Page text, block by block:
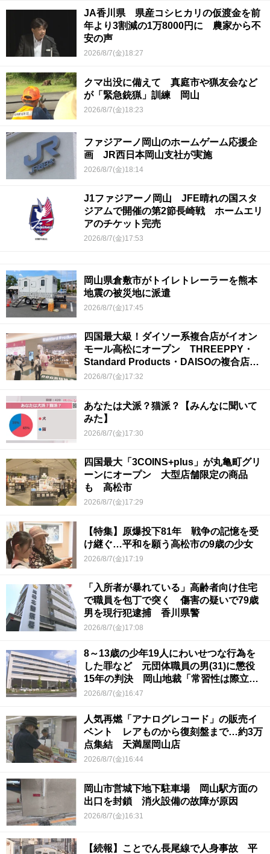
JA香川県 県産コシヒカリの仮渡金を前
年より3割減の1万8000円に 農家から不
安の声
2026/8/7(金)18:27
クマ出没に備えて 真庭市や猟友会など
が「緊急銃猟」訓練 岡山
2026/8/7(金)18:23
ファジアーノ岡山のホームゲーム応援企
画 JR西日本岡山支社が実施
2026/8/7(金)18:14
J1ファジアーノ岡山 JFE晴れの国スタ
ジアムで開催の第2節長崎戦 ホームエリ
アのチケット完売
2026/8/7(金)17:53
岡山県倉敷市がトイレトレーラーを熊本
地震の被災地に派遣
2026/8/7(金)17:45
四国最大級！ダイソー系複合店がイオン
モール高松にオープン THREEPPY・
Standard Products・DAISOの複合店は
香川県初
2026/8/7(金)17:32
あなたは犬派？猫派？【みんなに聞いて
みた】
2026/8/7(金)17:30
四国最大「3COINS+plus」が丸亀町グリ
ーンにオープン 大型店舗限定の商品
も 高松市
2026/8/7(金)17:29
【特集】原爆投下81年 戦争の記憶を受
け継ぐ…平和を願う高松市の9歳の少女
2026/8/7(金)17:19
「入所者が暴れている」高齢者向け住宅
で職員を包丁で突く 傷害の疑いで79歳
男を現行犯逮捕 香川県警
2026/8/7(金)17:08
8～13歳の少年19人にわいせつな行為を
した罪など 元団体職員の男(31)に懲役
15年の判決 岡山地裁「常習性は際立っ
ていて被害結果も非常に重い」
2026/8/7(金)16:47
人気再燃「アナログレコード」の販売イ
ベント レアものから復刻盤まで…約3万
点集結 天満屋岡山店
2026/8/7(金)16:44
岡山市営城下地下駐車場 岡山駅方面の
出口を封鎖 消火設備の故障が原因
2026/8/7(金)16:31
【続報】ことでん長尾線で人身事故 平